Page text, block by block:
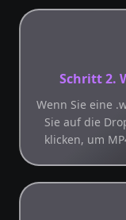
Schritt 2.
Wenn Sie eine
Sie auf die
klicken, um